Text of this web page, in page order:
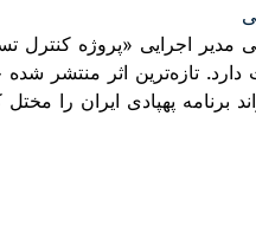
مدیر اجرایی «پروژه کنترل
تازهترین اثر منتشر
برنامه پهپادی ایران را مختل